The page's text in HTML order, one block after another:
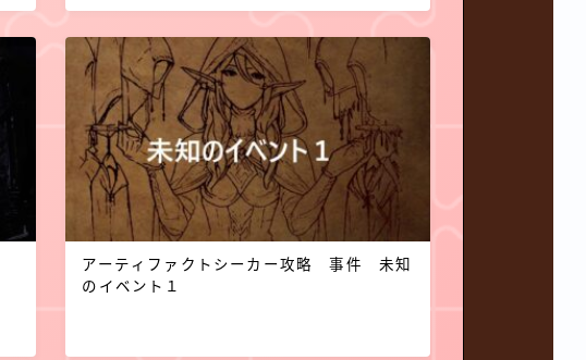
アーティファクトシーカー攻略 事件 未知
のイベント１